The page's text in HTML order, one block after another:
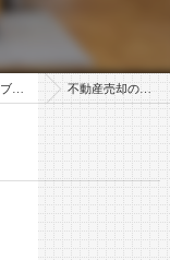
ブログ 不動産売却の流れ